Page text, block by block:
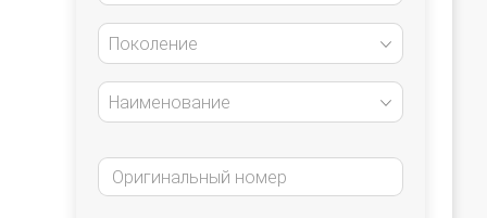
Поколение
Наименование